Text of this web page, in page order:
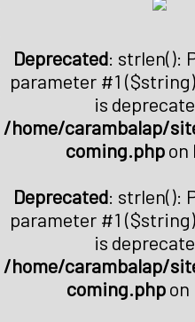
Deprecated: strlen():
parameter #1
is
/home/carambalap/
coming.phpon
Deprecated: strlen():
parameter #1
is
/home/carambalap/
coming.phpon